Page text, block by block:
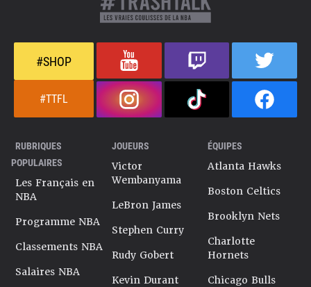
#SHOP
#TTFL
RUBRIQUES
POPULAIRES
Les Français en
NBA
Programme NBA
Classements NBA
Salaires NBA
JOUEURS
Victor
Wembanyama
LeBron James
Stephen Curry
Rudy Gobert
Kevin Durant
ÉQUIPES
Atlanta Hawks
Boston Celtics
Brooklyn Nets
Charlotte
Hornets
Chicago Bulls